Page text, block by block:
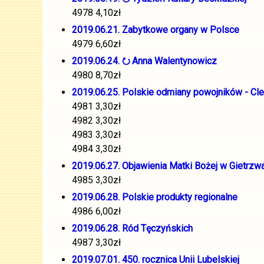
4978 4,10zł
2019.06.21. Zabytkowe organy w Polsce
4979 6,60zł
2019.06.24. ⭮ Anna Walentynowicz
4980 8,70zł
2019.06.25. Polskie odmiany powojników -
4981 3,30zł
4982 3,30zł
4983 3,30zł
4984 3,30zł
2019.06.27. Objawienia Matki Bożej w
4985 3,30zł
2019.06.28. Polskie produkty regionalne
4986 6,00zł
2019.06.28. Ród Tęczyńskich
4987 3,30zł
2019.07.01. 450. rocznica Unii Lubelskiej